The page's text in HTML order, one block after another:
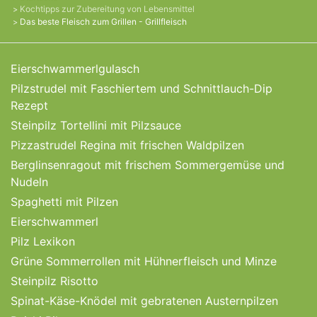
Kochtipps zur Zubereitung von Lebensmittel
Das beste Fleisch zum Grillen - Grillfleisch
Eierschwammerlgulasch
Pilzstrudel mit Faschiertem und Schnittlauch-Dip
Rezept
Steinpilz Tortellini mit Pilzsauce
Pizzastrudel Regina mit frischen Waldpilzen
Berglinsenragout mit frischem Sommergemüse und
Nudeln
Spaghetti mit Pilzen
Eierschwammerl
Pilz Lexikon
Grüne Sommerrollen mit Hühnerfleisch und Minze
Steinpilz Risotto
Spinat-Käse-Knödel mit gebratenen Austernpilzen